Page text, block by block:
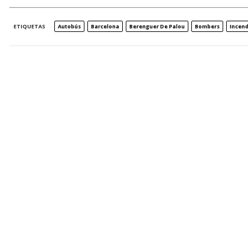
ETIQUETAS Autobús Barcelona Berenguer De Palou Bombers